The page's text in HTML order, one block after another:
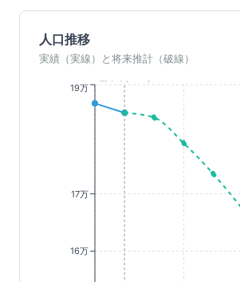
人口推移
実績（実線）と将来推計（破線）
16万
17万
19万